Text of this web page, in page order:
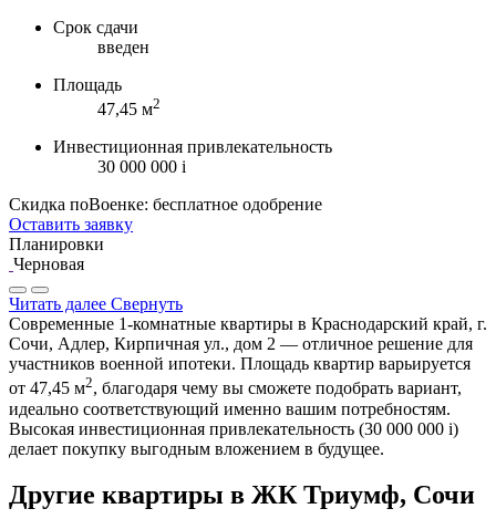
Срок сдачи
введен
Площадь
47,45 м2
Инвестиционная привлекательность
30 000 000 i
Скидка поВоенке: бесплатное одобрение
Оставить заявку
Планировки
Черновая
Читать далее Свернуть
Современные 1-комнатные квартиры в Краснодарский край, г.
Сочи, Адлер, Кирпичная ул., дом 2 — отличное решение для
участников военной ипотеки. Площадь квартир варьируется
от 47,45 м2, благодаря чему вы сможете подобрать вариант,
идеально соответствующий именно вашим потребностям.
Высокая инвестиционная привлекательность (30 000 000 i)
делает покупку выгодным вложением в будущее.
Другие квартиры в ЖК Триумф, Сочи